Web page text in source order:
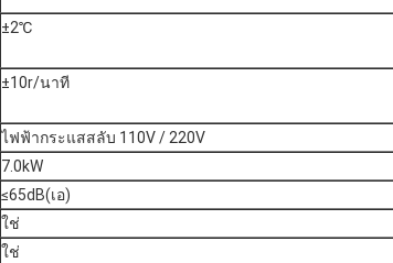
±2℃
±10r/นาที
ไฟฟ้ากระแสสลับ 110V / 220V
7.0kW
≤65dB(เอ)
ใช่
ใช่